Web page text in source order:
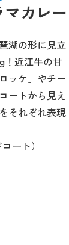
カレー
湖の形に見立
！近江牛の甘
ッケ」やチー
ートから見え
それぞれ表現
ート）